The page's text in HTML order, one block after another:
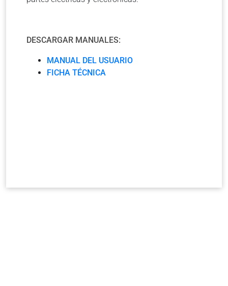
DESCARGAR MANUALES:
MANUAL DEL USUARIO
FICHA TÉCNICA